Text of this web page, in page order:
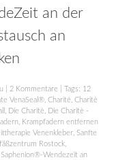
an der
an
2 Kommentare | Tags: 12
VenaSeal® Charité Charitè
Die Charitè
Die Charitè -
Krampfadern entfernen
Venenkleber Sanfte
Rostock
Saphenion®-Wendezeit an